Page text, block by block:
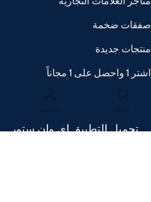
صفقات ضخمة
منتجات جديدة
اشتر 1 واحصل على 1 مجاناً
تحميل التطبيق اي وان ستور